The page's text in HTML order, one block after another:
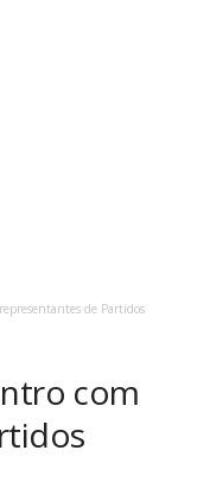
de Partidos
com